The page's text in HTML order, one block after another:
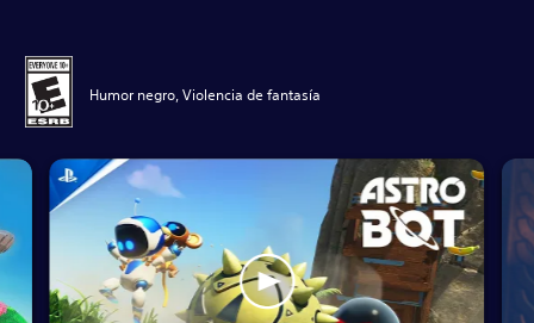
Humor negro, Violencia de fantasía